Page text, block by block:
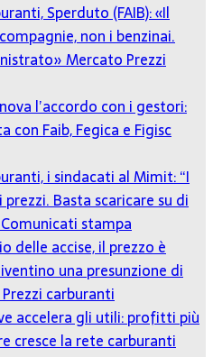
Sperduto (FAIB): «Il
non i benzinai.
Mercato Prezzi
l’accordo con i gestori:
Faib, Fegica e Figisc
i sindacati al Mimit: “I
Basta scaricare su di
Comunicati stampa
delle accise, il prezzo è
una presunzione di
carburanti
accelera gli utili: profitti più
cresce la rete carburanti